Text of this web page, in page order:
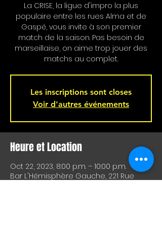
La CRISE, la ligue d'impro la plus
populaire entre les rues Alma et de
Gaspé, vous invite à son premier
match de la saison. Pas besoin de
marseillaise, on aime trop jouer des
matchs au complet.
Les inscriptions sont closes
Voir d'autres événements
Heure et Location
Oct 22, 2023, 8:00 p.m. – 10:00 p.m.
Bar L'Hémisphère Gauche, 221 Rue